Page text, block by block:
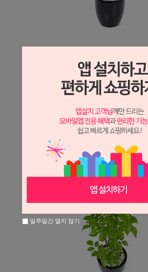
일주일간 열지 않기